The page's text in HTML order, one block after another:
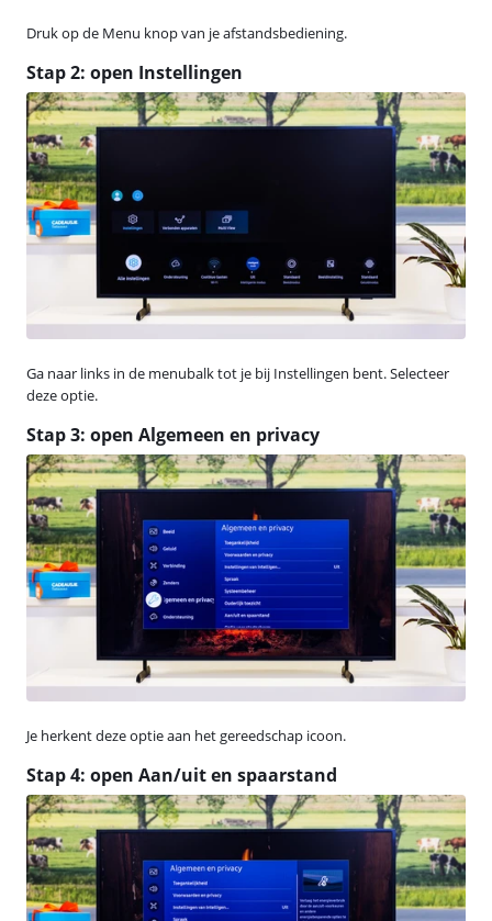
Druk op de Menu knop van je afstandsbediening.
Stap 2: open Instellingen
Ga naar links in de menubalk tot je bij Instellingen bent. Selecteer
deze optie.
Stap 3: open Algemeen en privacy
Je herkent deze optie aan het gereedschap icoon.
Stap 4: open Aan/uit en spaarstand